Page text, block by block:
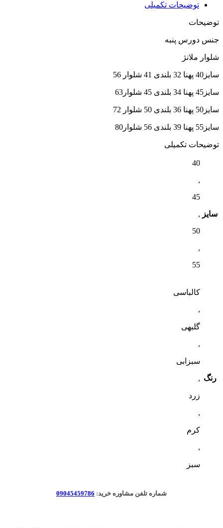
توضیحات تکمیلی
توضیحات
جنس دورس پنبه
شلوار ملانژ
سایز40 پهنا 32 بلندی 41 شلوار 56
سایز45 پهنا 34 بلندی 45 شلوار63
سایز50 پهنا 36 بلندی 50 شلوار 72
سایز55 پهنا 39 بلندی 56 شلوار80
توضیحات تکمیلی
سایز
40
,
45
,
50
,
55
رنگ
کالباسی
,
گلبهی
,
سبزابی
,
زرد
,
کرم
,
سبز
شماره تلفن مشاوره خرید:
09045459786